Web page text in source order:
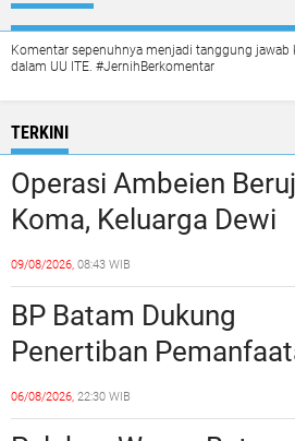
Komentar sepenuhnya menjadi tanggung
dalam UU ITE. #JernihBerkomentar
TERKINI
Operasi Ambeien
Koma, Keluarga Dewi
Sartika Polisikan RS
Bros Botania
09/08/2026, 08:43 WIB
BP Batam Dukung
Penertiban
Ruang Laut Sesuai
Ketentuan Peraturan
06/08/2026, 22:30 WIB